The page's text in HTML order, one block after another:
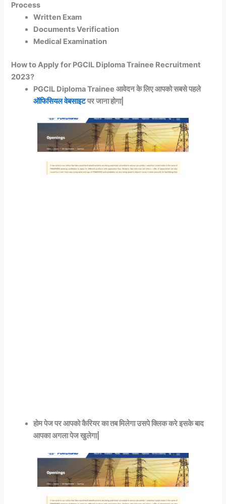
Process
Written Exam
Documents Verification
Medical Examination
How to Apply for PGCIL Diploma Trainee Recruitment
2023?
PGCIL Diploma Trainee आवेदन के लिए आपको सबसे पहले
ऑफिसियल वेबसाइटपर जाना होगा|
होम पेज पर आपको कैरियर का तब मिलेगा उसपे क्लिक करे इसके बाद
आपका अगला पेज खुलेगा|